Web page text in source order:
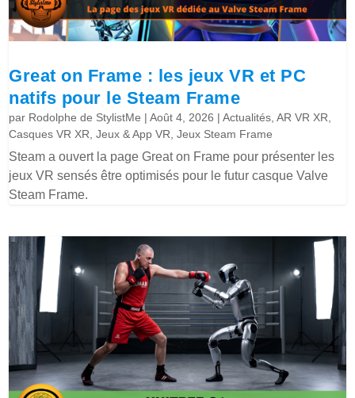
Great on Frame : les jeux VR et PC
natifs pour le Steam Frame
par Rodolphe de StylistMe |Août 4, 2026 |Actualités,AR VR XR,
Casques VR XR,Jeux & App VR,Jeux Steam Frame
Steam a ouvert la page Great on Frame pour présenter les
jeux VR sensés être optimisés pour le futur casque Valve
Steam Frame.